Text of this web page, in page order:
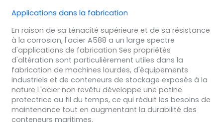
Applications dans la fabrication
En raison de sa ténacité supérieure et de sa résistance
à la corrosion, l'acier A588 a un large spectre
d'applications de fabrication Ses propriétés
d'altération sont particulièrement utiles dans la
fabrication de machines lourdes, d'équipements
industriels et de conteneurs de stockage exposés à la
nature L'acier non revêtu développe une patine
protectrice au fil du temps, ce qui réduit les besoins de
maintenance tout en augmentant la durabilité des
conteneurs maritimes.